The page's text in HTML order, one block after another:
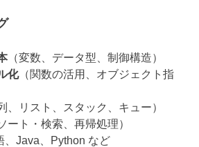
（変数、データ型、制御構造）
化（関数の活用、オブジェクト指
、リスト、スタック、キュー）
ート・検索、再帰処理）
、Java、Python など